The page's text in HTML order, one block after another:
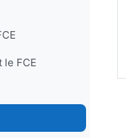
le FCE